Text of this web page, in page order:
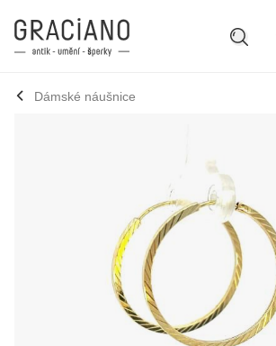
Dámské náušnice